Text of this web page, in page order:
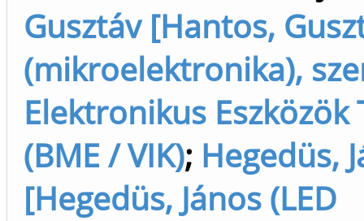
Gusztáv [Hantos,
(mikroelektronika),
Elektronikus Eszközök
(BME / VIK); Hegedüs,
[Hegedüs, János (LED